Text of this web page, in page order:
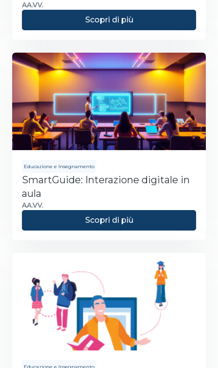
insegnanti
AA.VV.
Scopri di più
Educazione e Insegnamento
SmartGuide: Interazione digitale in
aula
AA.VV.
Scopri di più